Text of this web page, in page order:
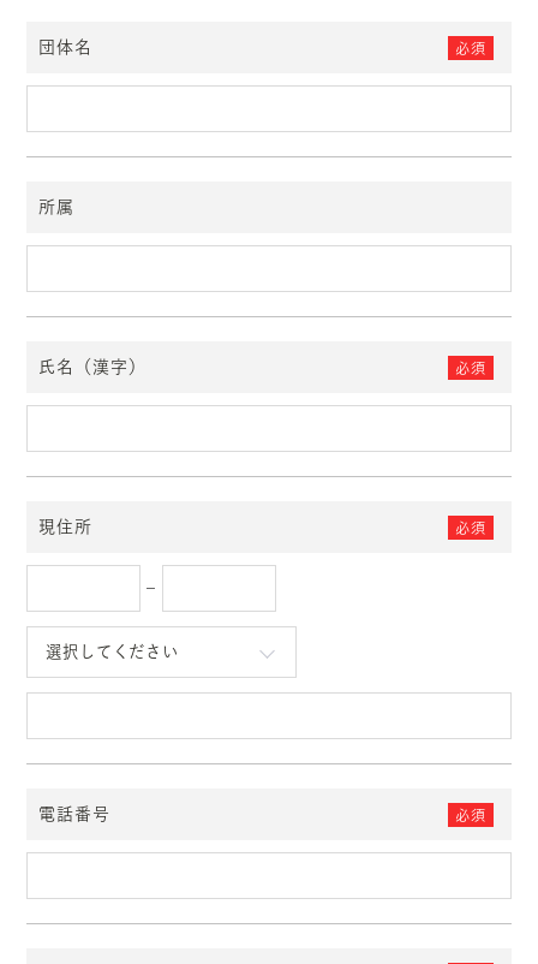
団体名 必須
所属
氏名（漢字） 必須
現住所 必須
–
電話番号 必須